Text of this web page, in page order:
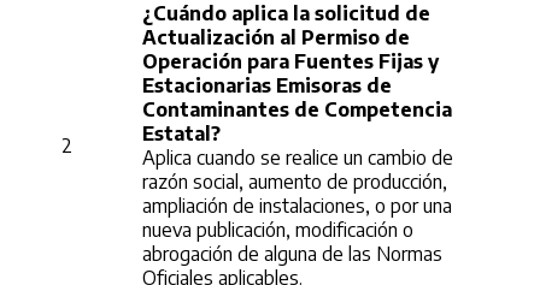
2
¿Cuándo aplica la solicitud de
Actualización al Permiso de
Operación para Fuentes Fijas y
Estacionarias Emisoras de
Contaminantes de Competencia
Estatal?
Aplica cuando se realice un cambio de
razón social, aumento de producción,
ampliación de instalaciones, o por una
nueva publicación, modificación o
abrogación de alguna de las Normas
Oficiales aplicables.